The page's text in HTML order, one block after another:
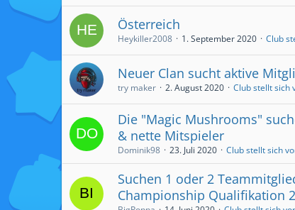
Österreich
Heykiller2008 1. September 2020 Club
Neuer Clan sucht aktive
try maker 2. August 2020 Club stellt sich
Die "Magic Mushrooms"
& nette Mitspieler
Dominik98 23. Juli 2020 Club stellt sich
Suchen 1 oder 2
Championship Qualifikation